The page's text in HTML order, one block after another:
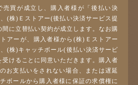
売買が成立し、購入者様が「後払い決
(株)Ｅストアー(後払い決済サービス提
に立替払い契約が成立します。なお購
アーが、購入者様から(株)Ｅストアー
(株)キャッチボール(後払い決済サービ
けることに同意いただきます。購入者
お支払いをされない場合、または遅延
ボールから購入者様に保証の求償権に